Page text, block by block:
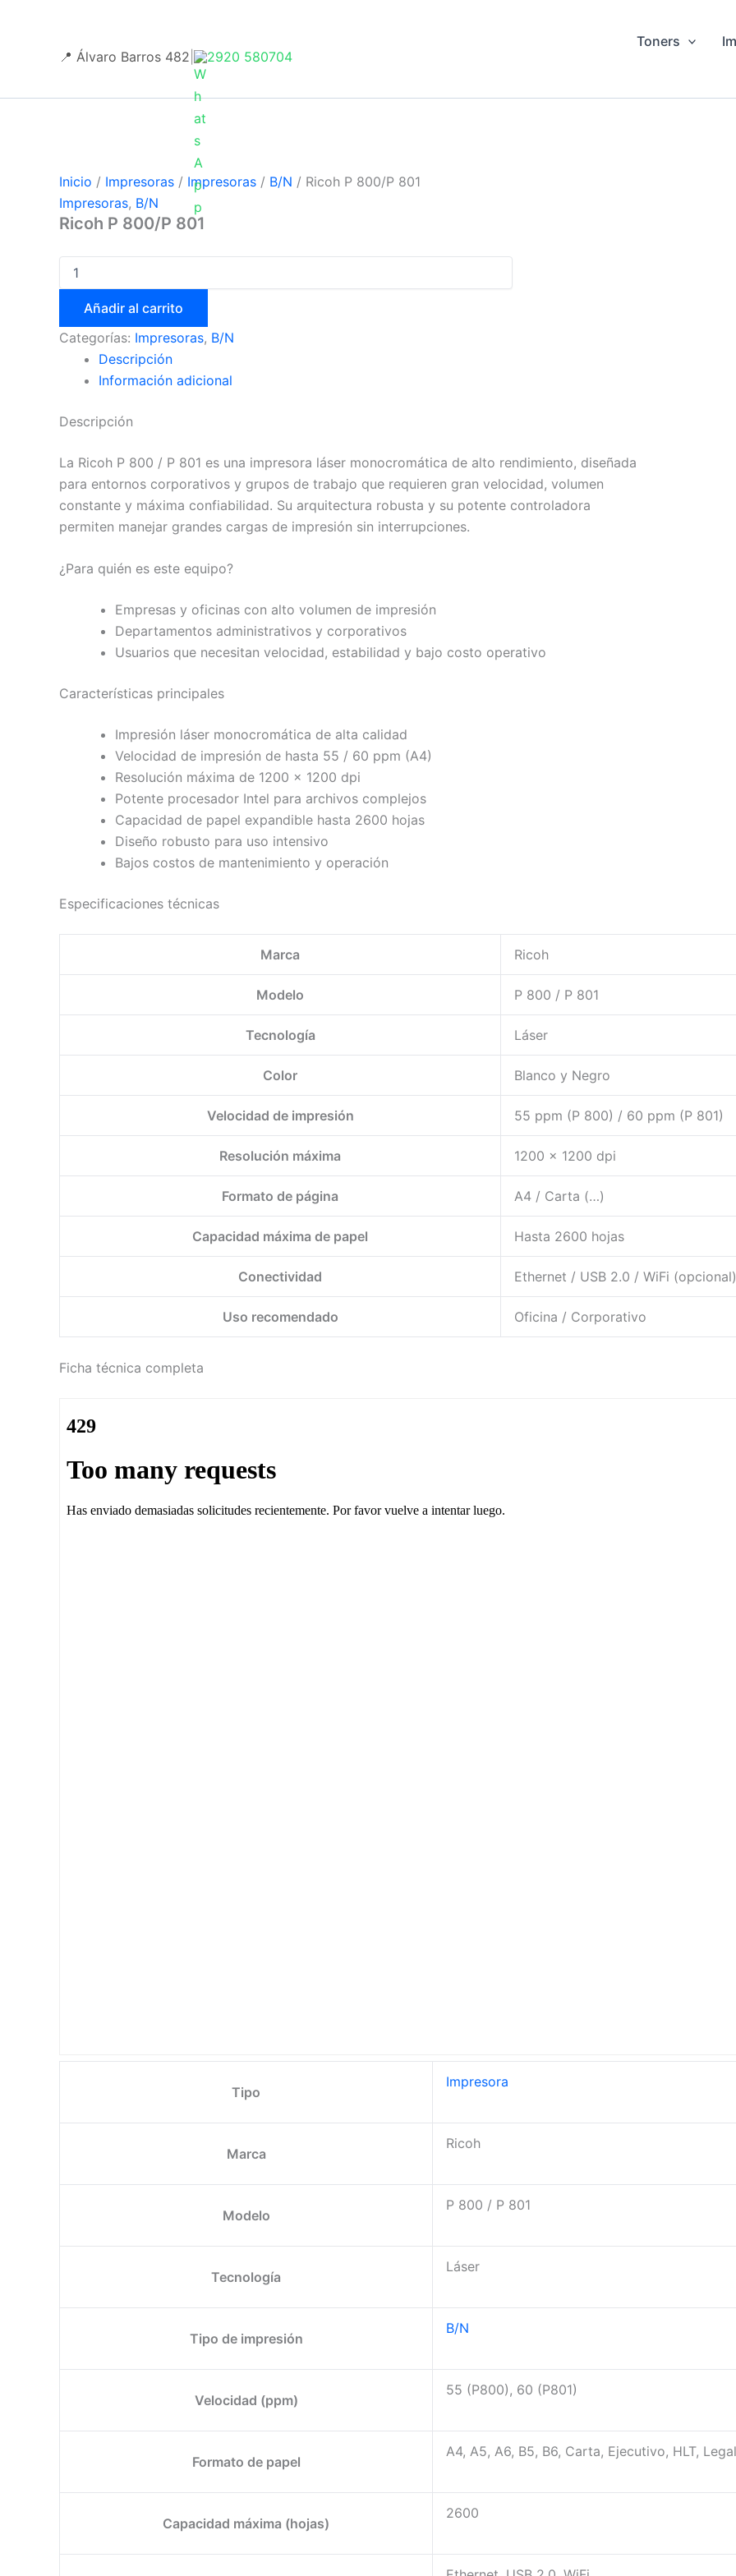
📍 Álvaro Barros 482 2920 580704
Toners
Inicio / Impresoras / Impresoras / B/N / Ricoh P 800/P 801
Impresoras, B/N
Ricoh P 800/P 801
801
Añadir al carrito
Categorías: Impresoras, B/N
Descripción
Información adicional
Descripción
La Ricoh P 800 / P 801 es una impresora láser monocromática de alto rendimiento, diseñada
para entornos corporativos y grupos de trabajo que requieren gran velocidad, volumen
constante y máxima confiabilidad. Su arquitectura robusta y su potente controladora
permiten manejar grandes cargas de impresión sin interrupciones.
¿Para quién es este equipo?
Empresas y oficinas con alto volumen de impresión
Departamentos administrativos y corporativos
Usuarios que necesitan velocidad, estabilidad y bajo costo operativo
Características principales
Impresión láser monocromática de alta calidad
Velocidad de impresión de hasta 55 / 60 ppm (A4)
Resolución máxima de 1200 x 1200 dpi
Potente procesador Intel para archivos complejos
Capacidad de papel expandible hasta 2600 hojas
Diseño robusto para uso intensivo
Bajos costos de mantenimiento y operación
Especificaciones técnicas
Marca Ricoh
Modelo P 800 / P 801
Tecnología Láser
Color Blanco y Negro
Velocidad de impresión 55 ppm (P 800) / 60 ppm (P 801)
Resolución máxima 1200 x 1200 dpi
Formato de página A4 / Carta (…)
Capacidad máxima de papel Hasta 2600 hojas
Conectividad Ethernet / USB 2.0 / WiFi (opcional)
Uso recomendado Oficina / Corporativo
Ficha técnica completa
Tipo
Impresora
Marca
Ricoh
Modelo
P 800 / P 801
Tecnología
Láser
Tipo de impresión
B/N
Velocidad (ppm)
55 (P800), 60 (P801)
Formato de papel
A4, A5, A6, B5, B6, Carta, Ejecutivo, HLT, Legal
Capacidad máxima (hojas)
2600